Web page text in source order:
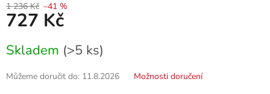
1 236 Kč –41 %
727 Kč
cena:
Skladem (>5 ks)
Můžeme doručit do: 11.8.2026 Možnosti doručení